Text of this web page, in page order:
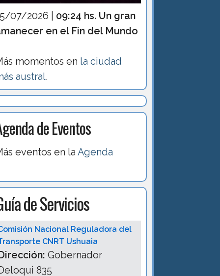
07/2026 | 09:24 hs. Un gran
en el Fin del Mundo
momentos en la ciudad
austral.
de Eventos
eventos en laAgenda
de Servicios
Nacional Reguladora del
CNRT Ushuaia
Gobernador
835